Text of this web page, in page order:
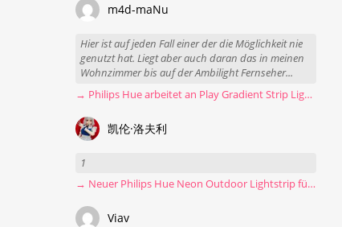
m4d-maNu
Hier ist auf jeden Fall einer der die Möglichkeit nie
genutzt hat. Liegt aber auch daran das in meinen
Wohnzimmer bis auf der Ambilight Fernseher...
→ Philips Hue arbeitet an Play Gradient Strip Light Pro
凯伦·洛夫利
1
→ Neuer Philips Hue Neon Outdoor Lightstrip für 130 Euro
Viav